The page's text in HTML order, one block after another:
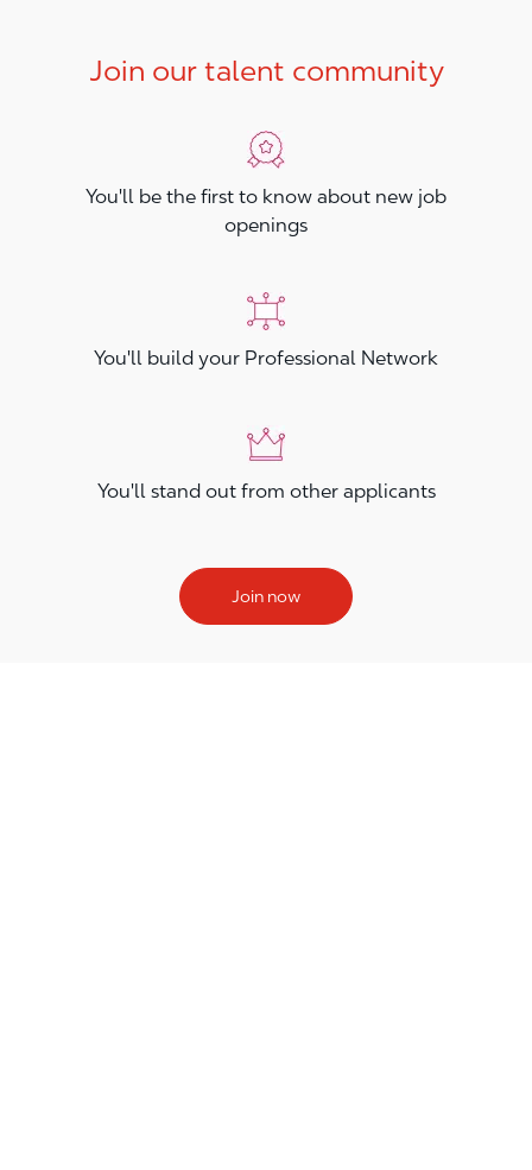
Join our talent community
You'll be the first to know about new job
openings
You'll build your Professional Network
You'll stand out from other applicants
Join now